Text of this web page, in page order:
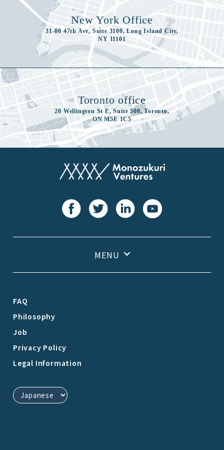
New York Office
31-00 47th Ave, Suite 3100, Long Island City,
NY 11101
Toronto office
20 Wellington St E, Suite 500, Toronto,
ON M5E 1C5
FAQ
Philosophy
Job
Privacy Policy
Legal Information